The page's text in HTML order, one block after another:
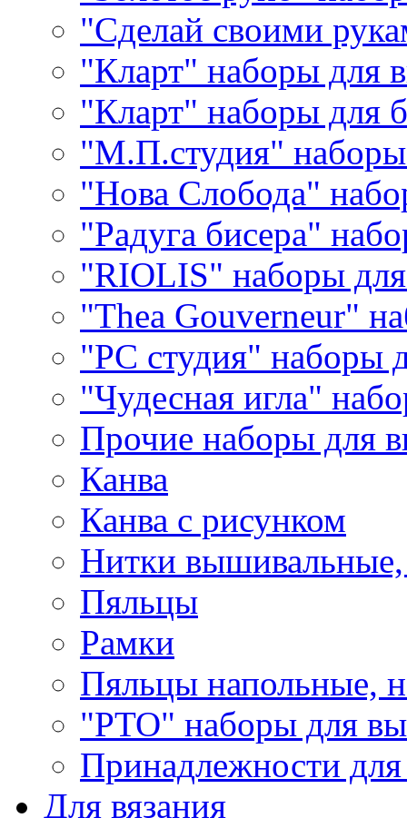
"Сделай своими
"Кларт" наборы для
"Кларт" наборы для
"М.П.студия"
"Нова Слобода"
"Радуга бисера"
"RIOLIS" наборы
"Thea Gouverneur"
"РС студия" наборы
"Чудесная игла"
Прочие наборы для
Канва
Канва с рисунком
Нитки
Пяльцы
Рамки
Пяльцы напольные,
"РТО" наборы для
Принадлежности
Для вязания